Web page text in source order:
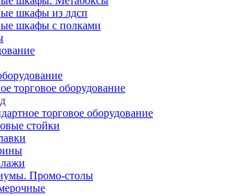
шкафы из лдсп
шкафы с полками
торговое оборудование
торговое оборудование
стойки
Промо-столы